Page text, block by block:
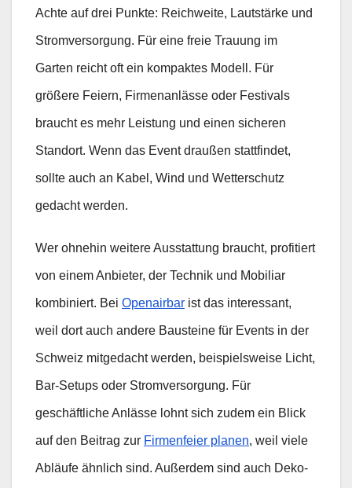
Achte auf drei Punkte: Reichweite, Lautstärke und
Stromversorgung. Für eine freie Trauung im
Garten reicht oft ein kompaktes Modell. Für
größere Feiern, Firmenanlässe oder Festivals
braucht es mehr Leistung und einen sicheren
Standort. Wenn das Event draußen stattfindet,
sollte auch an Kabel, Wind und Wetterschutz
gedacht werden.
Wer ohnehin weitere Ausstattung braucht, profitiert
von einem Anbieter, der Technik und Mobiliar
kombiniert. Bei Openairbar ist das interessant,
weil dort auch andere Bausteine für Events in der
Schweiz mitgedacht werden, beispielsweise Licht,
Bar-Setups oder Stromversorgung. Für
geschäftliche Anlässe lohnt sich zudem ein Blick
auf den Beitrag zur Firmenfeier planen, weil viele
Abläufe ähnlich sind. Außerdem sind auch Deko-